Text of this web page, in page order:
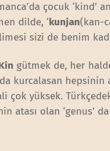
çocuk ‘kind’
dilde, ‘kunjan(kan-
sizi de benim
gütmek de, her
kurcalasan hepsinin
çok yüksek.
atası olan ‘genus’